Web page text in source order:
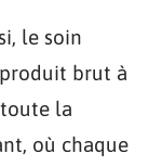
le soin
brut à
la
où chaque